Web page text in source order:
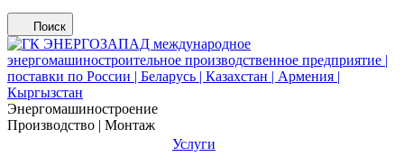
Поиск
Энергомашиностроение
Производство | Монтаж
Услуги